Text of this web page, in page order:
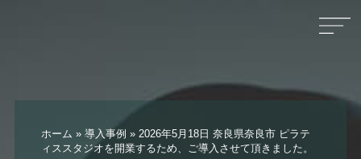
ホーム » 導入事例 » 2026年5月18日 奈良県奈良市 ピラテ
ィススタジオを開業するため、ご導入させて頂きました。